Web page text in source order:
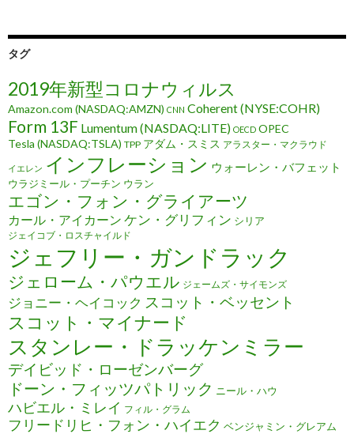
タグ
2019年新型コロナウィルス
Amazon.com (NASDAQ:AMZN) CNN Coherent (NYSE:COHR)
Form 13F Lumentum (NASDAQ:LITE) OECD OPEC
Tesla (NASDAQ:TSLA) TPP アダム・スミス アラスター・マクラウド
イエレン インフレーション ウォーレン・バフェット
ウラジミール・プーチン ウラン
エゴン・フォン・グライアーツ
カール・アイカーン ケン・グリフィン シリア
ジェイコブ・ロスチャイルド
ジェフリー・ガンドラック
ジェローム・パウエル ジェームズ・サイモンズ
ジョニー・ヘイコック スコット・ベッセント
スコット・マイナード
スタンレー・ドラッケンミラー
デイビッド・ローゼンバーグ
ドーン・フィッツパトリック ニール・ハウ
ハビエル・ミレイ フィル・グラム
フリードリヒ・フォン・ハイエク ベンジャミン・グレアム